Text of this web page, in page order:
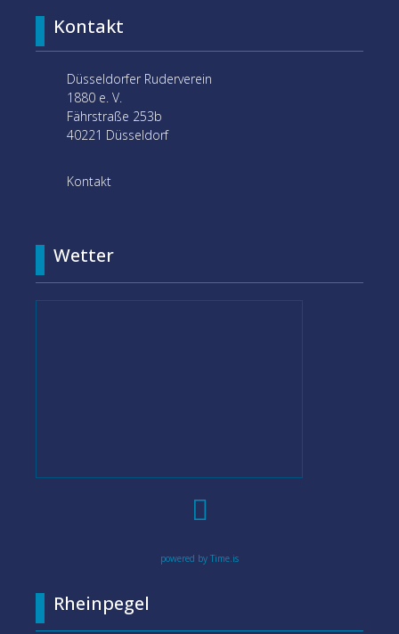
Kontakt
Düsseldorfer Ruderverein
1880 e. V.
Fährstraße 253b
40221 Düsseldorf
Kontakt
Wetter

powered by Time.is
Rheinpegel